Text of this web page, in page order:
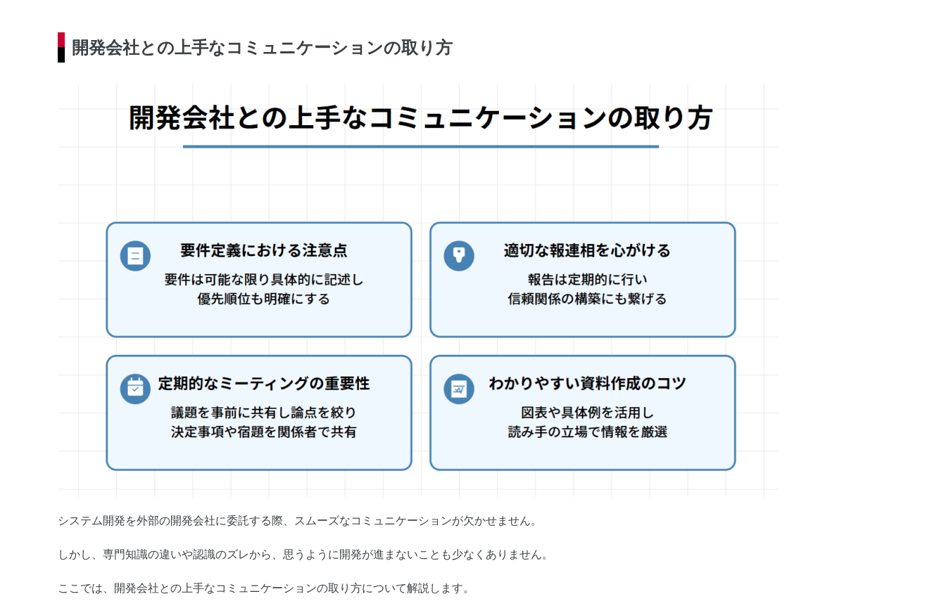
開発会社との上手なコミュニケーションの取り方
システム開発を外部の開発会社に委託する際、スムーズなコミュニケーションが欠かせません。
しかし、専門知識の違いや認識のズレから、思うように開発が進まないことも少なくありません。
ここでは、開発会社との上手なコミュニケーションの取り方について解説します。